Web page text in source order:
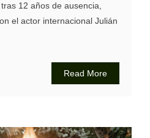
12 años de ausencia,
el actor internacional Julián
Read More